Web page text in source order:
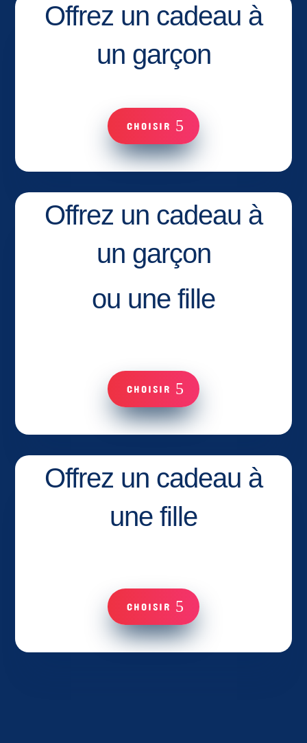
Offrez un cadeau à
un garçon
CHOISIR
Offrez un cadeau à
un garçon
ou une fille
CHOISIR
Offrez un cadeau à
une fille
CHOISIR